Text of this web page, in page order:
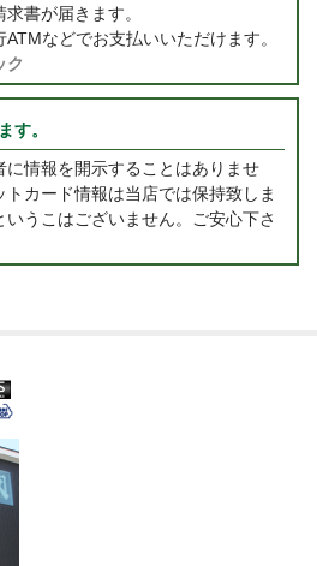
書が届きます。
などでお支払いいただけます。
ク
す。
に情報を開示することはありませ
カード情報は当店では保持致しま
うこはございません。ご安心下さ